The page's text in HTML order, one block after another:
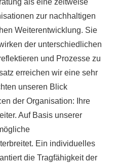
als eine zeitweise
zur nachhaltigen
Weiterentwicklung. Sie
der unterschiedlichen
und Prozesse zu
erreichen wir eine sehr
unseren Blick
der Organisation: Ihre
Auf Basis unserer
Ein individuelles
die Tragfähigkeit der